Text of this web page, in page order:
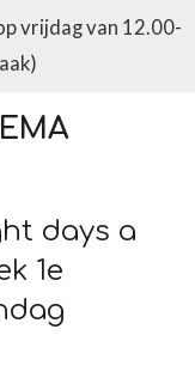
vrijdag van 12.00-
days a
1e